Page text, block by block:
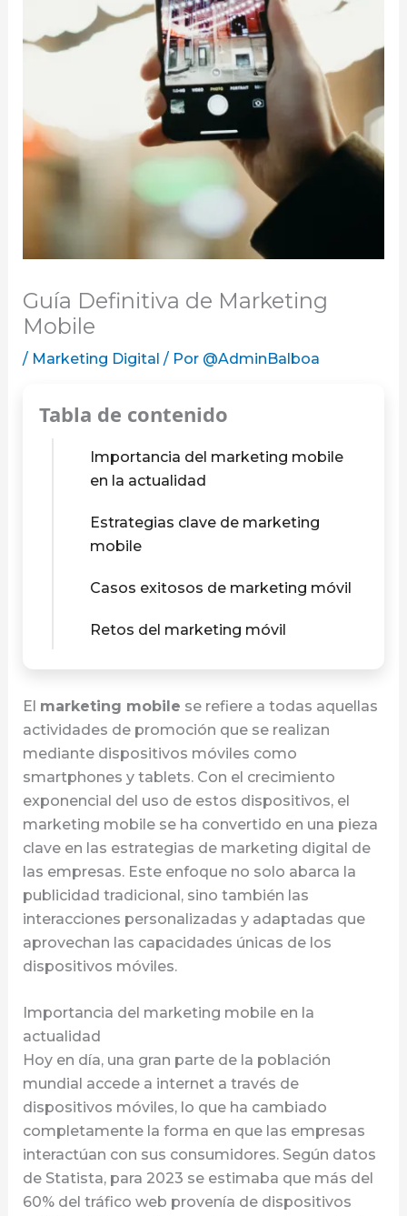
Guía Definitiva de Marketing
Mobile
/ Marketing Digital / Por @AdminBalboa
Tabla de contenido
Importancia del marketing mobile
en la actualidad
Estrategias clave de marketing
mobile
Casos exitosos de marketing móvil
Retos del marketing móvil
El marketing mobile se refiere a todas aquellas
actividades de promoción que se realizan
mediante dispositivos móviles como
smartphones y tablets. Con el crecimiento
exponencial del uso de estos dispositivos, el
marketing mobile se ha convertido en una pieza
clave en las estrategias de marketing digital de
las empresas. Este enfoque no solo abarca la
publicidad tradicional, sino también las
interacciones personalizadas y adaptadas que
aprovechan las capacidades únicas de los
dispositivos móviles.
Importancia del marketing mobile en la
actualidad
Hoy en día, una gran parte de la población
mundial accede a internet a través de
dispositivos móviles, lo que ha cambiado
completamente la forma en que las empresas
interactúan con sus consumidores. Según datos
de Statista, para 2023 se estimaba que más del
60% del tráfico web provenía de dispositivos